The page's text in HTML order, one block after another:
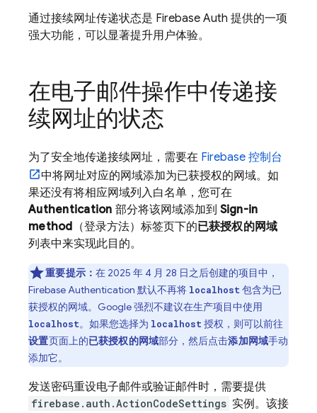
通过接续网址传递状态是 Firebase Auth 提供的一项
强大功能，可以显著提升用户体验。
在电子邮件操作中传递接
续网址的状态
为了安全地传递接续网址，需要在 Firebase 控制台
中将网址对应的网域添加为已获授权的网域。如
果还没有将相应网域列入白名单，您可在
Authentication 部分将该网域添加到 Sign-in
method （登录方法）标签页下的已获授权的网域
列表中来实现此目的。
重要提示：在 2025 年 4 月 28 日之后创建的项目中，
Firebase Authentication 默认不再将 localhost 包含为已
获授权的网域。Google 强烈不建议在生产项目中使用
localhost。如果您选择为 localhost 授权，则可以前往
设置页面上的已获授权的网域部分，然后点击添加网域手动
添加它。
发送密码重设电子邮件或验证邮件时，需要提供
firebase.auth.ActionCodeSettings 实例。该接